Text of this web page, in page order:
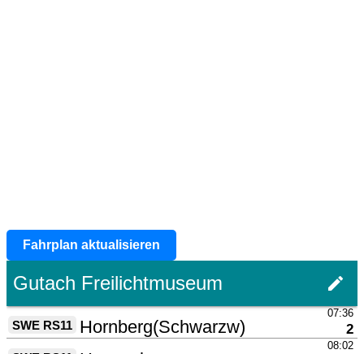
Fahrplan aktualisieren